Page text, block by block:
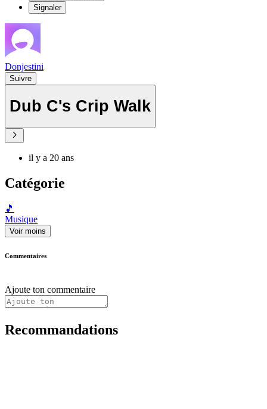
Signaler
Donjestini
Suivre
Dub C's Crip Walk
il y a 20 ans
Catégorie
🎵
Musique
Voir moins
Commentaires
Ajoute ton commentaire
Recommandations